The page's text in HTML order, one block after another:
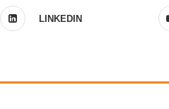
LINKEDIN